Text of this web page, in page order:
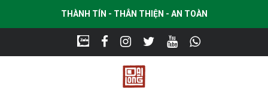
THÀNH TÍN - THÂN THIỆN - AN TOÀN